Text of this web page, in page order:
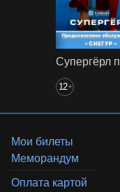
12+
Мои билеты
Меморандум
Оплата картой